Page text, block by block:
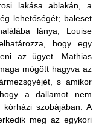
lakása ablakán, a
lehetőségét; baleset
lánya, Louise
hogy egy
az ügyet. Mathias
mögött hagyva az
s amikor
a dallamot nem
szobájában. A
meg az egykori